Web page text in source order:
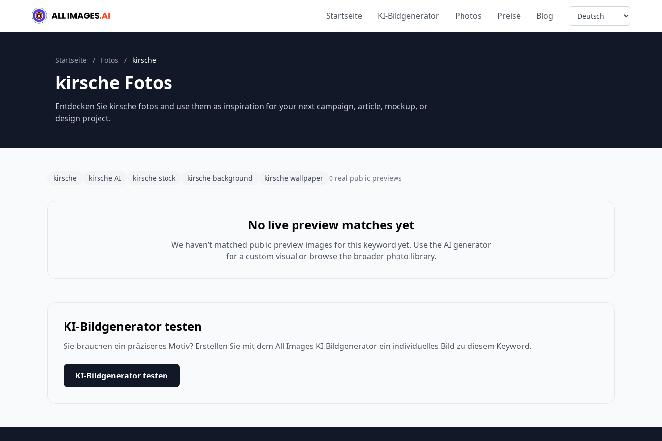
Startseite KI-Bildgenerator Photos Preise Blog Language
Startseite / Fotos / kirsche
kirsche Fotos
Entdecken Sie kirsche fotos and use them as inspiration for your next campaign, article, mockup, or
design project.
kirsche kirsche AI kirsche stock kirsche background kirsche wallpaper 0 real public previews
No live preview matches yet
We haven’t matched public preview images for this keyword yet. Use the AI generator
for a custom visual or browse the broader photo library.
KI-Bildgenerator testen
Sie brauchen ein präziseres Motiv? Erstellen Sie mit dem All Images KI-Bildgenerator ein individuelles Bild zu diesem Keyword.
KI-Bildgenerator testen